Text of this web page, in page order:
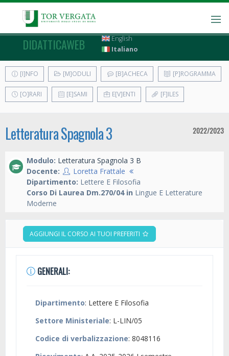
DIDATTICAWEB
English
Italiano
[I]NFO [M]ODULI [B]ACHECA [P]ROGRAMMA
[O]RARI [E]SAMI E[V]ENTI [F]ILES
Letteratura Spagnola 3 2022/2023
Modulo: Letteratura Spagnola 3 B
Docente:
Loretta Frattale
Dipartimento: Lettere E Filosofia
Corso Di Laurea Dm.270/04 in Lingue E Letterature
Moderne
AGGIUNGI IL CORSO AI TUOI PREFERITI
GENERALI:
Dipartimento: Lettere E Filosofia
Settore Ministeriale: L-LIN/05
Codice di verbalizzazione: 8048116